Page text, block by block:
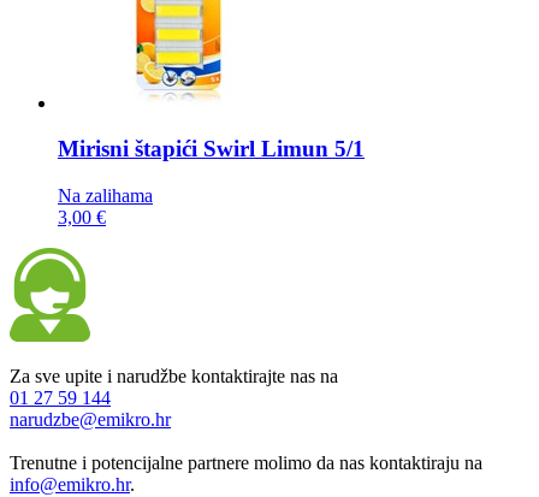
Mirisni štapići Swirl Limun 5/1
Na zalihama
3,00 €
Za sve upite i narudžbe kontaktirajte nas na
01 27 59 144
narudzbe@emikro.hr
Trenutne i potencijalne partnere molimo da nas kontaktiraju na
info@emikro.hr.